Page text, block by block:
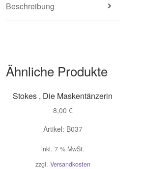
Beschreibung
Ähnliche Produkte
Stokes , Die Maskentänzerin
8,00 €
Artikel: B037
inkl. 7 % MwSt.
zzgl. Versandkosten